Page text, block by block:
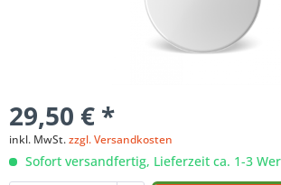
29,50 € *
inkl. MwSt.zzgl. Versandkosten
Sofort versandfertig, Lieferzeit ca. 1-3